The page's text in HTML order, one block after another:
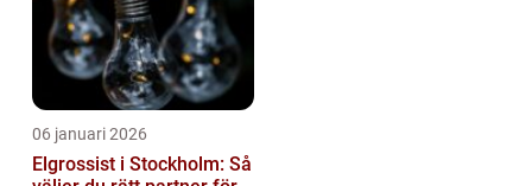
06 januari 2026
Elgrossist i Stockholm: Så